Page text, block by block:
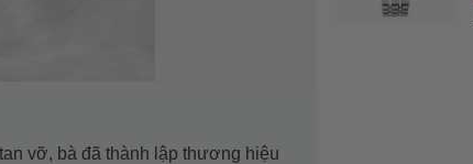
vỡ, bà đã thành lập thương hiệu